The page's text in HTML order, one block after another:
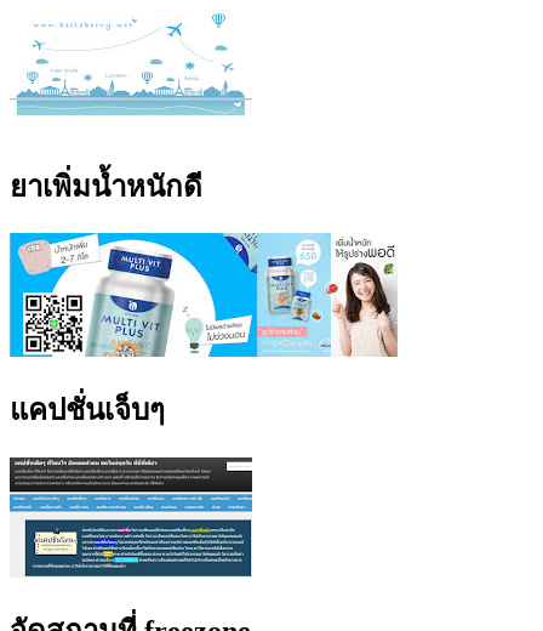
ยาเพิ่มน้ำหนักดี
แคปชั่นเจ็บๆ